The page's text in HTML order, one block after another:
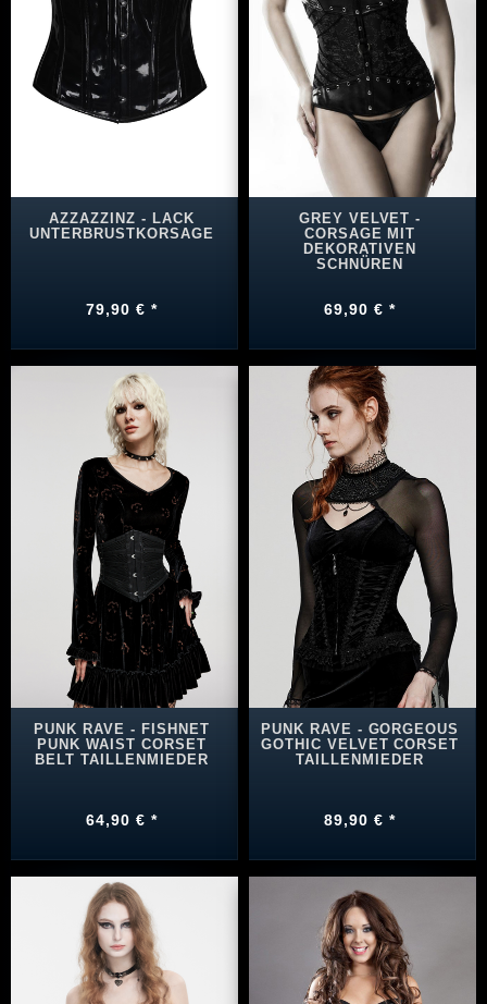
AZZAZZINZ - LACK
UNTERBRUSTKORSAGE
79,90 € *
GREY VELVET -
CORSAGE MIT
DEKORATIVEN
SCHNÜREN
69,90 € *
PUNK RAVE - FISHNET
PUNK WAIST CORSET
BELT TAILLENMIEDER
64,90 € *
PUNK RAVE - GORGEOUS
GOTHIC VELVET CORSET
TAILLENMIEDER
89,90 € *